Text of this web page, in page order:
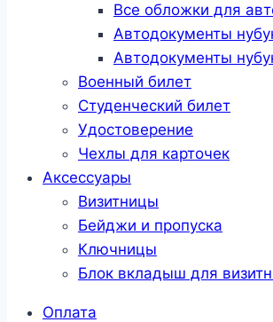
Все обложки для
Автодокументы
Автодокументы
Военный билет
Студенческий билет
Удостоверение
Чехлы для карточек
Аксессуары
Визитницы
Бейджи и пропуска
Ключницы
Блок вкладыш для
Оплата